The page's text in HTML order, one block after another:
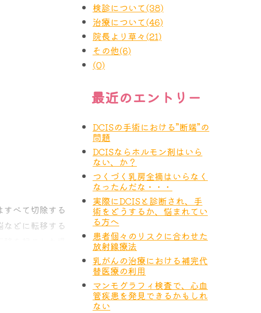
んになった場
べて切除する
どに転移する
検診について(38)
治療について(46)
院長より草々(21)
その他(6)
(0)
最近のエントリー
DCISの手術における”断端”の
問題
DCISならホルモン剤はいら
ない、か？
つくづく乳房全摘はいらなく
なったんだな・・・
実際にDCISと診断され、手
術をどうするか、悩まれてい
る方へ
患者個々のリスクに合わせた
放射線療法
乳がんの治療における補完代
替医療の利用
マンモグラフィ検査で、心血
管疾患を発見できるかもしれ
ない